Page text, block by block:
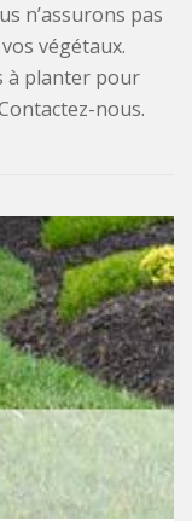
n’assurons pas
végétaux.
à planter pour
nous.